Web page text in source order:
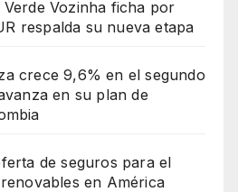
Vozinha ficha por
respalda su nueva etapa
crece 9,6% en el segundo
en su plan de
de seguros para el
en América